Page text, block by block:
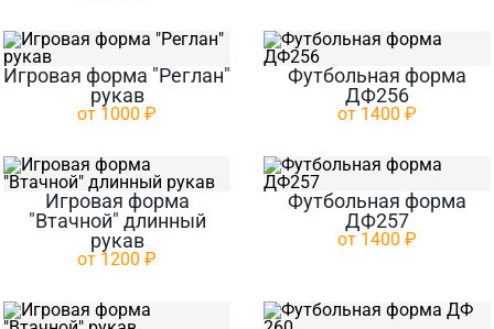
Игровая форма "Реглан"
рукав
от 1000 ₽
Футбольная форма
ДФ256
от 1400 ₽
Игровая форма
"Втачной" длинный
рукав
от 1200 ₽
Футбольная форма
ДФ257
от 1400 ₽